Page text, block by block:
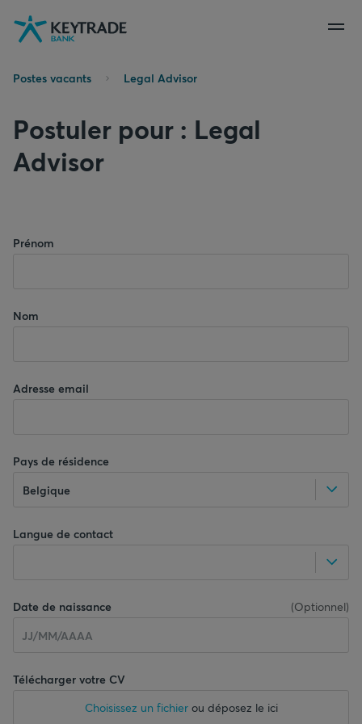
Aller
navigation
Aller
connexion
Aller
au
Postes vacants Legal Advisor
Postuler pour : Legal
Advisor
Prénom
Nom
Adresse email
Pays de résidence
Belgique
Langue de contact
Date de naissance (Optionnel)
Télécharger votre CV
Choisissez un fichierou déposez le ici